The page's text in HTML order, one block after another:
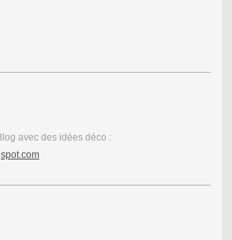
avec des idées déco :